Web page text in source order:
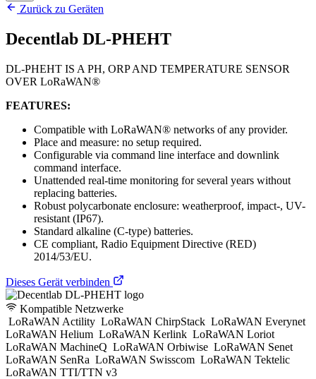
Zurück zu Geräten
Decentlab DL-PHEHT
DL-PHEHT IS A PH, ORP AND TEMPERATURE SENSOR
OVER LoRaWAN®
FEATURES:
Compatible with LoRaWAN® networks of any provider.
Place and measure: no setup required.
Configurable via command line interface and downlink
command interface.
Unattended real-time monitoring for several years without
replacing batteries.
Robust polycarbonate enclosure: weatherproof, impact-, UV-
resistant (IP67).
Standard alkaline (C-type) batteries.
CE compliant, Radio Equipment Directive (RED)
2014/53/EU.
Dieses Gerät verbinden
Kompatible Netzwerke
LoRaWAN Actility LoRaWAN ChirpStack LoRaWAN Everynet
LoRaWAN Helium LoRaWAN Kerlink LoRaWAN Loriot
LoRaWAN MachineQ LoRaWAN Orbiwise LoRaWAN Senet
LoRaWAN SenRa LoRaWAN Swisscom LoRaWAN Tektelic
LoRaWAN TTI/TTN v3